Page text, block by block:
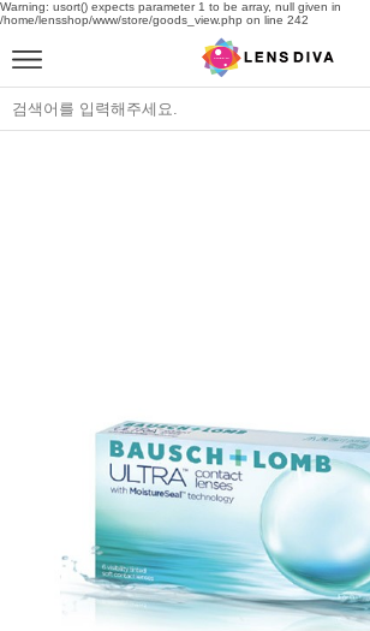
Warning: usort() expects parameter 1 to be array, null given in
/home/lensshop/www/store/goods_view.php on line 242